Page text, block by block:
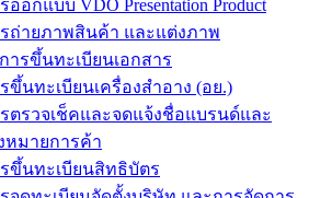
ออกแบบ VDO Presentation Product
ถ่ายภาพสินค้า และแต่งภาพ
ารขึ้นทะเบียนเอกสาร
ขึ้นทะเบียนเครื่องสำอาง (อย.)
ตรวจเช็คและจดแจ้งชื่อแบรนด์และ
หมายการค้า
ขึ้นทะเบียนสิทธิบัตร